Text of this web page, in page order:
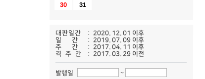
대판일간
: 2020. 12. 01 이후
일 간
: 2019. 07. 09 이후
주 간
: 2017. 04. 11 이후
격주간
: 2017. 03. 29 이전
발행일 ~